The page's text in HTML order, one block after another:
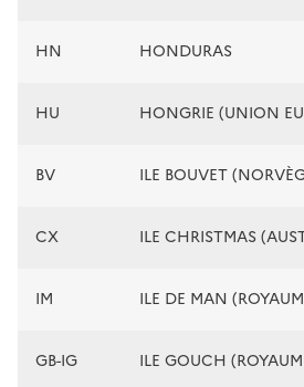
HN HONDURAS
HU HONGRIE (UNION
BV ILE BOUVET
CX ILE CHRISTMAS
IM ILE DE MAN
GB-IG ILE GOUCH